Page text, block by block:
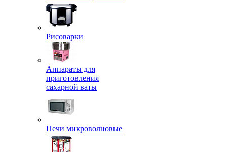
Рисоварки
Аппараты для
приготовления
сахарной ваты
Печи микроволновые